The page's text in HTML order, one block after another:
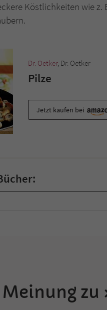
Köstlichkeiten wie
Dr. Oetker, Dr. Oetker
Pilze
Jetzt kaufen bei
Meinung zu